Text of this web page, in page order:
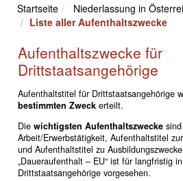
Startseite
Niederlassung in
Liste aller Aufenthaltszwecke
Aufenthaltszwecke für
Drittstaatsangehörige
Aufenthaltstitel für Drittstaatsangehörige
bestimmten Zweckerteilt.
Die wichtigsten Aufenthaltszweckesind
Arbeit/Erwerbstätigkeit, Aufenthaltstitel
und Aufenthaltstitel zu
„Daueraufenthalt – EU“ ist für langfristig
Drittstaatsangehörige vorgesehen.